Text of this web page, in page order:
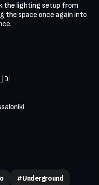
the lighting setup from
the space once again into
#underground